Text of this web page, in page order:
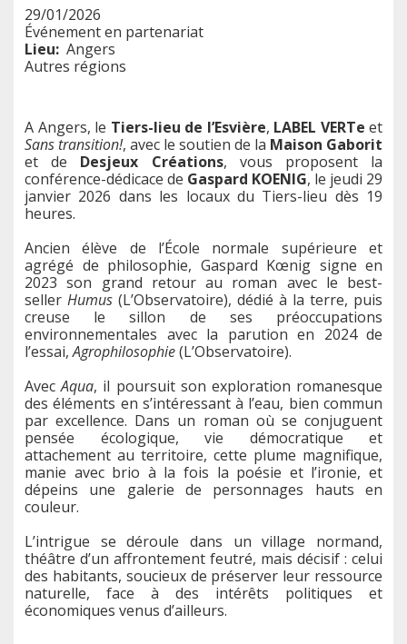
29/01/2026
Événement en partenariat
Lieu Angers
Autres régions
A Angers, le Tiers-lieu de l’Esvière, LABEL VERTe et
Sans transition!, avec le soutien de la Maison Gaborit
et de Desjeux Créations, vous proposent la
conférence-dédicace de Gaspard KOENIG, le jeudi 29
janvier 2026 dans les locaux du Tiers-lieu dès 19
heures.
Ancien élève de l’École normale supérieure et
agrégé de philosophie, Gaspard Kœnig signe en
2023 son grand retour au roman avec le best-
seller Humus (L’Observatoire), dédié à la terre, puis
creuse le sillon de ses préoccupations
environnementales avec la parution en 2024 de
l’essai,Agrophilosophie(L’Observatoire).
AvecAqua, il poursuit son exploration romanesque
des éléments en s’intéressant à l’eau, bien commun
par excellence. Dans un roman où se conjuguent
pensée écologique, vie démocratique et
attachement au territoire, cette plume magnifique,
manie avec brio à la fois la poésie et l’ironie, et
dépeins une galerie de personnages hauts en
couleur.
L’intrigue se déroule dans un village normand,
théâtre d’un affrontement feutré, mais décisif : celui
des habitants, soucieux de préserver leur ressource
naturelle, face à des intérêts politiques et
économiques venus d’ailleurs.